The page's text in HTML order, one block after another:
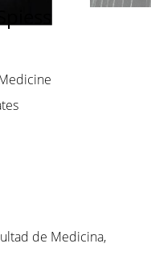
de Medicina,